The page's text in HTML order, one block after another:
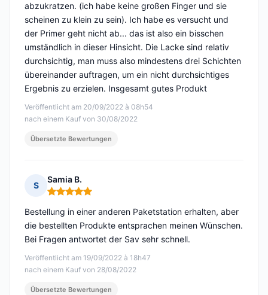
Veröffentlicht am 20/09/2022 à 08h54
nach einem Kauf von 30/08/2022
abzukratzen. (ich habe keine großen Finger und sie
scheinen zu klein zu sein). Ich habe es versucht und
der Primer geht nicht ab... das ist also ein bisschen
umständlich in dieser Hinsicht. Die Lacke sind relativ
durchsichtig, man muss also mindestens drei Schichten
übereinander auftragen, um ein nicht durchsichtiges
Ergebnis zu erzielen. Insgesamt gutes Produkt
Übersetzte Bewertungen
S
Samia B.
Hinweis: 5 von 5
Veröffentlicht am 19/09/2022 à 18h47
nach einem Kauf von 28/08/2022
Bestellung in einer anderen Paketstation erhalten, aber
die bestellten Produkte entsprachen meinen Wünschen.
Bei Fragen antwortet der Sav sehr schnell.
Übersetzte Bewertungen